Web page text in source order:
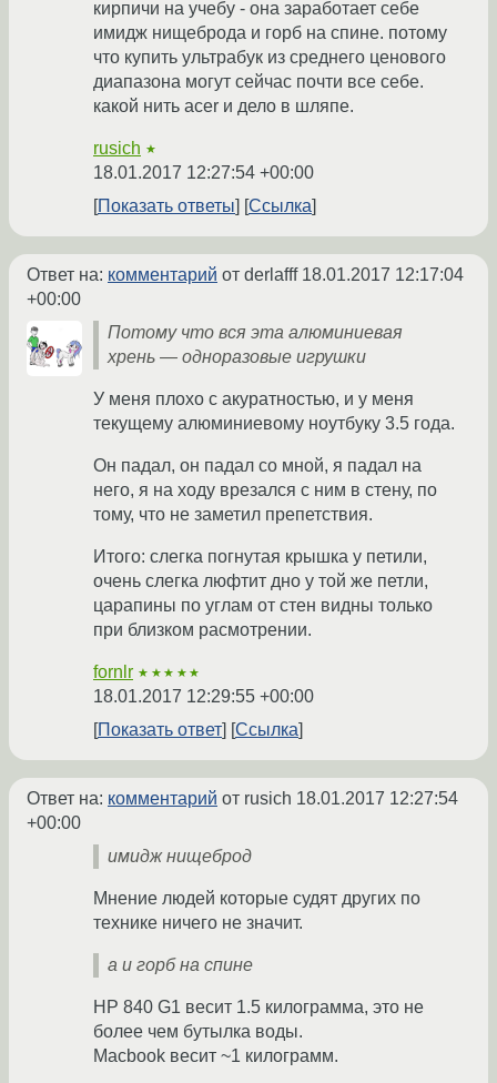
кирпичи на учебу - она заработает себе
имидж нищеброда и горб на спине. потому
что купить ультрабук из среднего ценового
диапазона могут сейчас почти все себе.
какой нить acer и дело в шляпе.
rusich ★
18.01.2017 12:27:54 +00:00
Показать ответы
Ссылка
Ответ на: комментарий от derlafff 18.01.2017 12:17:04
+00:00
Потому что вся эта алюминиевая
хрень — одноразовые игрушки
У меня плохо с акуратностью, и у меня
текущему алюминиевому ноутбуку 3.5 года.
Он падал, он падал со мной, я падал на
него, я на ходу врезался с ним в стену, по
тому, что не заметил препетствия.
Итого: слегка погнутая крышка у петили,
очень слегка люфтит дно у той же петли,
царапины по углам от стен видны только
при близком расмотрении.
fornlr ★★★★★
18.01.2017 12:29:55 +00:00
Показать ответ
Ссылка
Ответ на: комментарий от rusich 18.01.2017 12:27:54
+00:00
имидж нищеброд
Мнение людей которые судят других по
технике ничего не значит.
а и горб на спине
HP 840 G1 весит 1.5 килограмма, это не
более чем бутылка воды.
Macbook весит ~1 килограмм.